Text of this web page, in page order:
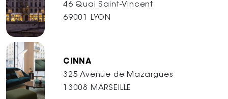
46 Quai Saint-Vincent
69001 LYON
CINNA
325 Avenue de Mazargues
13008 MARSEILLE